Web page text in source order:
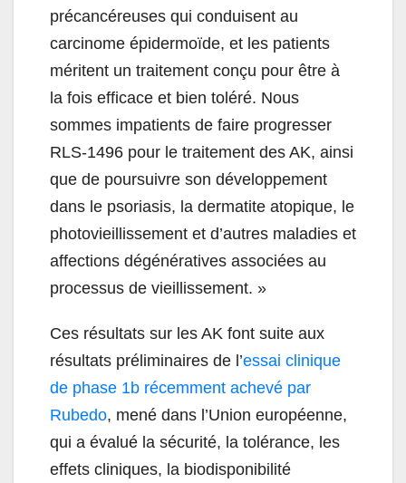
précancéreuses qui conduisent au
carcinome épidermoïde, et les patients
méritent un traitement conçu pour être à
la fois efficace et bien toléré. Nous
sommes impatients de faire progresser
RLS-1496 pour le traitement des AK, ainsi
que de poursuivre son développement
dans le psoriasis, la dermatite atopique, le
photovieillissement et d’autres maladies et
affections dégénératives associées au
processus de vieillissement. »
Ces résultats sur les AK font suite aux
résultats préliminaires de l’essai clinique
de phase 1b récemment achevé par
Rubedo, mené dans l’Union européenne,
qui a évalué la sécurité, la tolérance, les
effets cliniques, la biodisponibilité